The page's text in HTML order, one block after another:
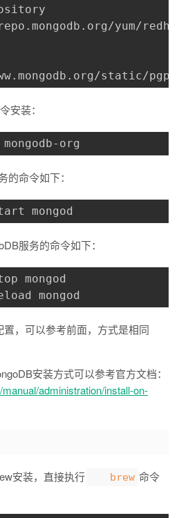
yum/
static/
安装：
org
的命令如下：
mongod
服务的命令如下：
mongod
mongod
，可以参考前面，方式是相同
安装方式可以参考官方文档：
administration/install-on-
安装，直接执行 brew 命令